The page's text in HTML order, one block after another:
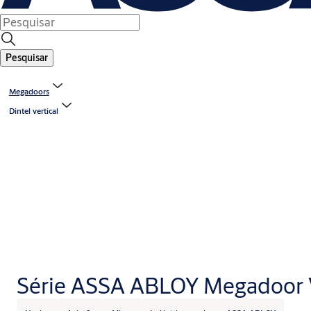
Pesquisar
Megadoors
Dintel vertical
Série ASSA ABLOY Megadoor